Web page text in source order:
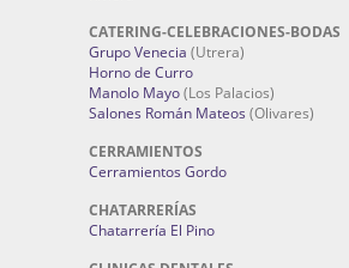
CATERING-CELEBRACIONES-BODAS
Grupo Venecia (Utrera)
Horno de Curro
Manolo Mayo(Los Palacios)
Salones Román Mateos (Olivares)
CERRAMIENTOS
Cerramientos Gordo
CHATARRERÍAS
Chatarrería El Pino